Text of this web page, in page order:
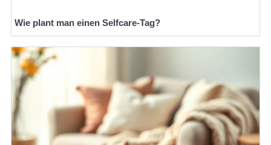
Wie plant man einen Selfcare-Tag?